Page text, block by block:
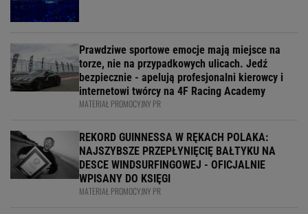
Prawdziwe sportowe emocje mają miejsce na
torze, nie na przypadkowych ulicach. Jedź
bezpiecznie - apelują profesjonalni kierowcy i
internetowi twórcy na 4F Racing Academy
MATERIAŁ PROMOCYJNY PR
REKORD GUINNESSA W RĘKACH POLAKA:
NAJSZYBSZE PRZEPŁYNIĘCIĘ BAŁTYKU NA
DESCE WINDSURFINGOWEJ - OFICJALNIE
WPISANY DO KSIĘGI
MATERIAŁ PROMOCYJNY PR